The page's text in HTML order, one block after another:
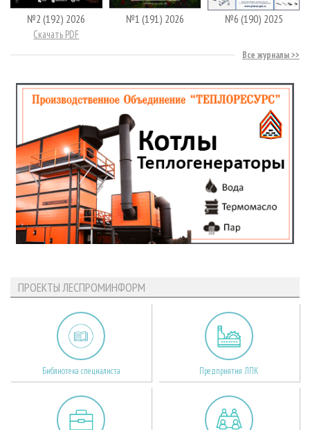
№2 (192) 2026
Скачать PDF
№1 (191) 2026 №6 (190) 2025
Все журналы
ПРОЕКТЫ ЛЕСПРОМИНФОРМ
Библиотека специалиста Предприятия ЛПК